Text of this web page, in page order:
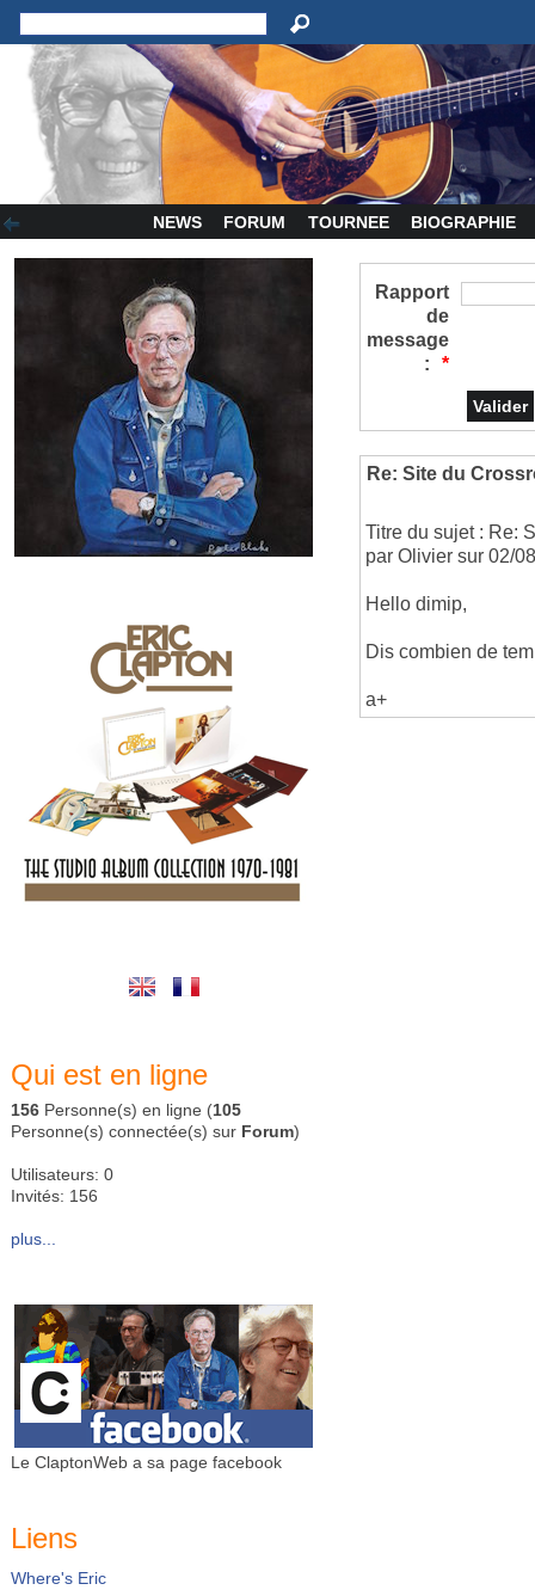
NEWS FORUM TOURNEE BIOGRAPHIE
Qui est en ligne
156 Personne(s) en ligne (105
Personne(s) connectée(s) sur Forum)
Utilisateurs: 0
Invités: 156
plus...
Le ClaptonWeb a sa page facebook
Liens
Where's Eric
Rapport
de
message
:
*
Re: Site du
Titre du sujet : Re:
par Olivier sur 02/
Hello dimip,
Dis combien de
a+